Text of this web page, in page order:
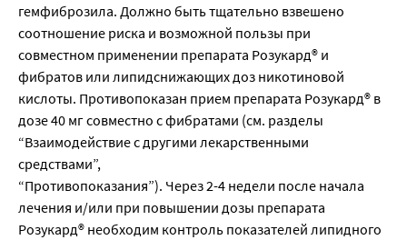
гемфиброзила. Должно быть тщательно взвешено
соотношение риска и возможной пользы при
совместном применении препарата Розукард® и
фибратов или липидснижающих доз никотиновой
кислоты. Противопоказан прием препарата Розукард® в
дозе 40 мг совместно с фибратами (см. разделы
“Взаимодействие с другими лекарственными
средствами”,
“Противопоказания”). Через 2-4 недели после начала
лечения и/или при повышении дозы препарата
Розукард® необходим контроль показателей липидного